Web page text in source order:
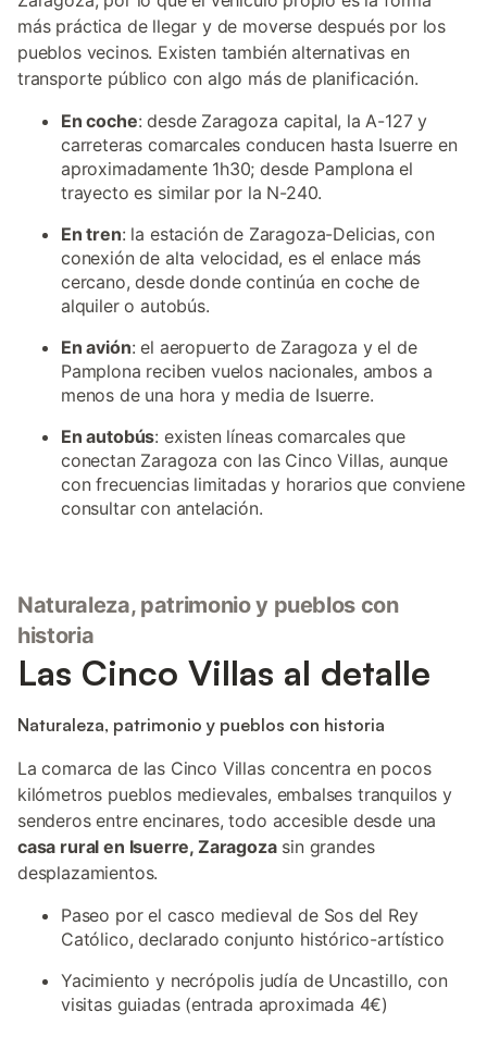
más práctica de llegar y de moverse después por los
pueblos vecinos. Existen también alternativas en
transporte público con algo más de planificación.
En coche: desde Zaragoza capital, la A-127 y
carreteras comarcales conducen hasta Isuerre en
aproximadamente 1h30; desde Pamplona el
trayecto es similar por la N-240.
En tren: la estación de Zaragoza-Delicias, con
conexión de alta velocidad, es el enlace más
cercano, desde donde continúa en coche de
alquiler o autobús.
En avión: el aeropuerto de Zaragoza y el de
Pamplona reciben vuelos nacionales, ambos a
menos de una hora y media de Isuerre.
En autobús: existen líneas comarcales que
conectan Zaragoza con las Cinco Villas, aunque
con frecuencias limitadas y horarios que conviene
consultar con antelación.
Naturaleza, patrimonio y pueblos con
historia
Las Cinco Villas al detalle
Naturaleza, patrimonio y pueblos con historia
La comarca de las Cinco Villas concentra en pocos
kilómetros pueblos medievales, embalses tranquilos y
senderos entre encinares, todo accesible desde una
casa rural en Isuerre, Zaragozasin grandes
desplazamientos.
Paseo por el casco medieval de Sos del Rey
Católico, declarado conjunto histórico-artístico
Yacimiento y necrópolis judía de Uncastillo, con
visitas guiadas (entrada aproximada 4€)